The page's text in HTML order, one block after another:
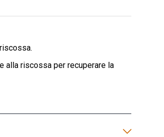
alla riscossa per recuperare la